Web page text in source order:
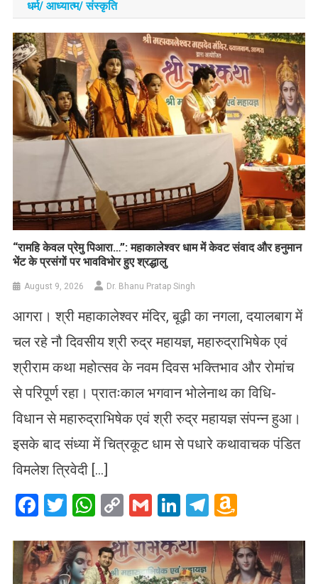
धर्म/ आध्‍यात्‍म/ संस्‍कृति
​“रामहि केवल प्रेमु पिआरा…”: महाकालेश्वर धाम में केवट संवाद और हनुमान
भेंट के प्रसंगों पर भावविभोर हुए श्रद्धालु
August 9, 2026 Dr. Bhanu Pratap Singh
आगरा। श्री महाकालेश्वर मंदिर, बूढ़ी का नगला, दयालबाग में
चल रहे नौ दिवसीय श्री रुद्र महायज्ञ, महारुद्राभिषेक एवं
श्रीराम कथा महोत्सव के नवम दिवस भक्तिभाव और रोमांच
से परिपूर्ण रहा। प्रातःकाल भगवान भोलेनाथ का विधि-
विधान से महारुद्राभिषेक एवं श्री रुद्र महायज्ञ संपन्न हुआ।
इसके बाद संध्या में चित्रकूट धाम से पधारे कथावाचक पंडित
विमलेश त्रिवेदी […]
Facebook
Twitter
WhatsApp
CopyGmailLinkedIn
Telegram
List